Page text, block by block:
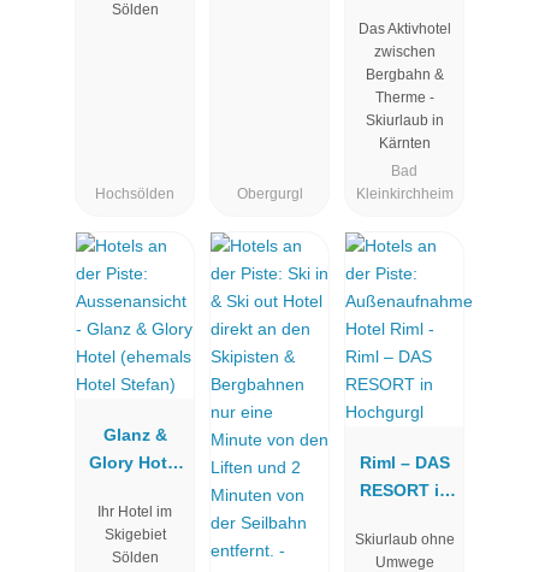
Sölden
Hochsölden Obergurgl
im
Das Aktivhotel
zwischen
Bergbahn &
Therme -
Skiurlaub in
Kärnten
Bad
Kleinkirchheim
Glanz &
Glory Hotel
Hotel
Stefan)
Ihr Hotel im
Skigebiet
Sölden
Riml – DAS
RESORT in
Skiurlaub ohne
Umwege